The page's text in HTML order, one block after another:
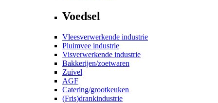
Voedsel
Vleesverwerkende industrie
Pluimvee industrie
Visverwerkende industrie
Bakkerijen/zoetwaren
Zuivel
AGF
Catering/grootkeuken
(Fris)drankindustrie